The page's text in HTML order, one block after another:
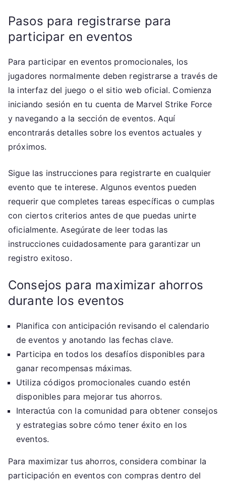
Pasos para registrarse para
participar en eventos
Para participar en eventos promocionales, los
jugadores normalmente deben registrarse a través de
la interfaz del juego o el sitio web oficial. Comienza
iniciando sesión en tu cuenta de Marvel Strike Force
y navegando a la sección de eventos. Aquí
encontrarás detalles sobre los eventos actuales y
próximos.
Sigue las instrucciones para registrarte en cualquier
evento que te interese. Algunos eventos pueden
requerir que completes tareas específicas o cumplas
con ciertos criterios antes de que puedas unirte
oficialmente. Asegúrate de leer todas las
instrucciones cuidadosamente para garantizar un
registro exitoso.
Consejos para maximizar ahorros
durante los eventos
Planifica con anticipación revisando el calendario
de eventos y anotando las fechas clave.
Participa en todos los desafíos disponibles para
ganar recompensas máximas.
Utiliza códigos promocionales cuando estén
disponibles para mejorar tus ahorros.
Interactúa con la comunidad para obtener consejos
y estrategias sobre cómo tener éxito en los
eventos.
Para maximizar tus ahorros, considera combinar la
participación en eventos con compras dentro del